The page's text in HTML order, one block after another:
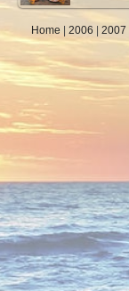
Home |2006 |2007